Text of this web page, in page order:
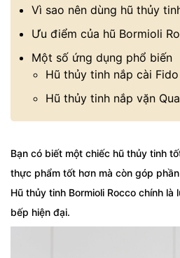
Vì sao nên dùng hũ thủy
Ưu điểm của hũ Bormioli
Một số ứng dụng phổ biến
Hũ thủy tinh nắp cài Fido
Hũ thủy tinh nắp vặn
Bạn có biết một chiếc hũ thủy tinh
thực phẩm tốt hơn mà còn góp
Hũ thủy tinh Bormioli Rocco chính là
bếp hiện đại.